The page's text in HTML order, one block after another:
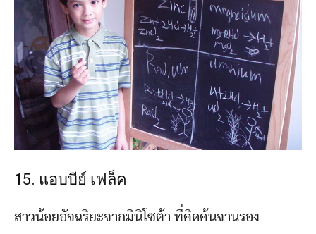
15. แอบบีย์ เฟล็ค
สาวน้อยอัจฉริยะจากมินิโซต้า ที่คิดค้นจานรอง